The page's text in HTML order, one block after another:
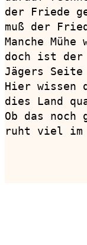
der Friede
muß der
Manche
doch ist der
Jägers Seite
Hier wissen
dies Land
Ob das noch
ruht viel im